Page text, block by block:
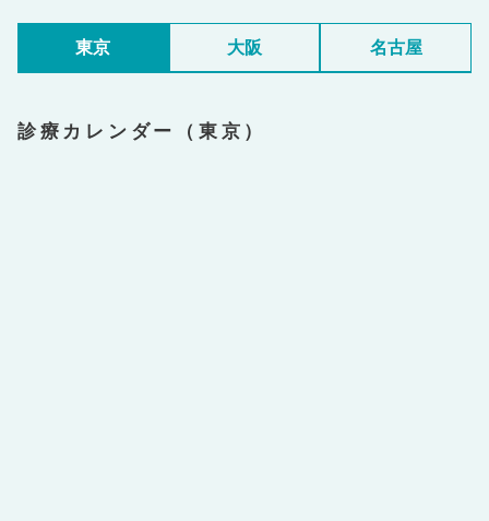
東京 大阪 名古屋
診療カレンダー（東京）